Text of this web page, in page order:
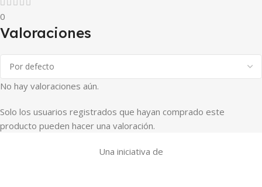
0
Valoraciones
No hay valoraciones aún.
Solo los usuarios registrados que hayan comprado este
producto pueden hacer una valoración.
Una iniciativa de